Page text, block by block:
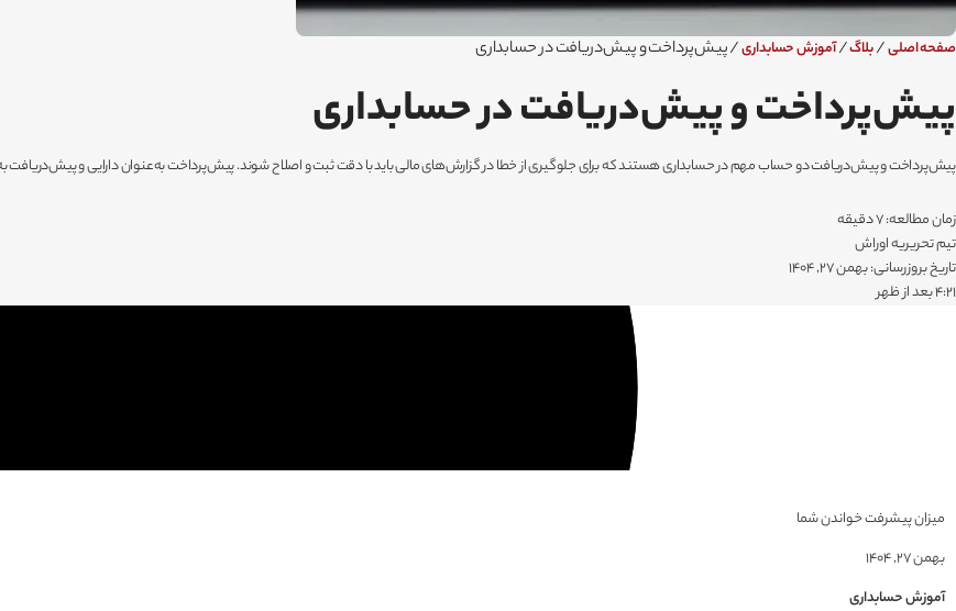
صفحه اصلی/بلاگ/آموزش حسابداری/پیش‌پرداخت و پیش‌دریافت در حسابداری
پیش‌پرداخت و پیش‌دریافت در حسابداری
پیش‌پرداخت و پیش‌دریافت دو حساب مهم در حسابداری هستند که برای جلوگیری از خطا در گزارش‌های مالی باید با دقت ثبت و اصلاح شوند. پیش‌پرداخت به‌عنوان دارایی و
زمان مطالعه: 7 دقیقه
تیم تحریریه اوراش
تاریخ بروزرسانی: بهمن 27, 1404
۴:۲۱ بعد از ظهر
میزان پیشرفت خواندن شما
بهمن ۲۷, ۱۴۰۴
آموزش حسابداری